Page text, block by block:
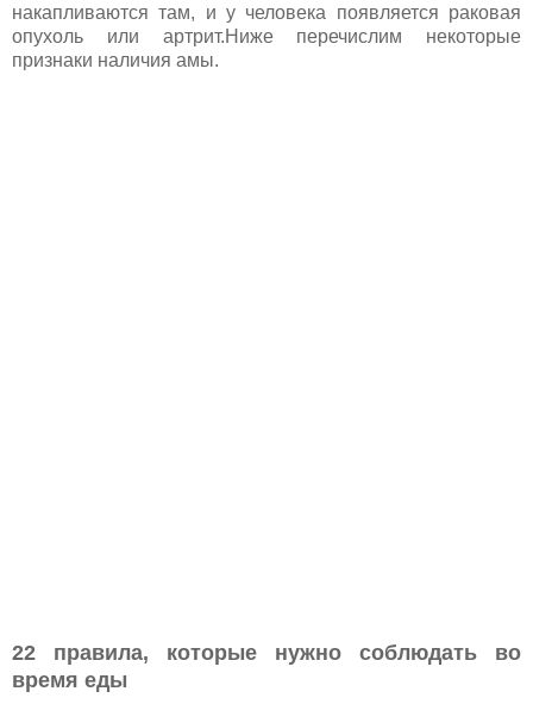
накапливаются там, и у человека появляется раковая
опухоль или артрит.Ниже перечислим некоторые
признаки наличия амы.
22 правила, которые нужно соблюдать во
время еды